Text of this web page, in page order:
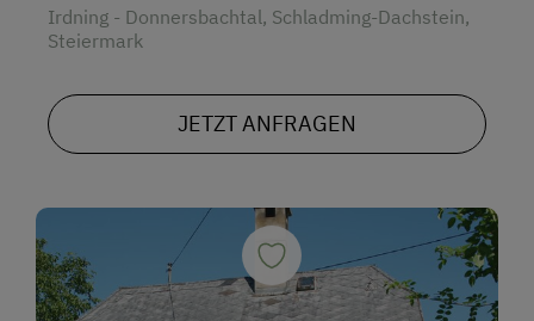
Irdning - Donnersbachtal, Schladming-Dachstein,
Steiermark
JETZT ANFRAGEN